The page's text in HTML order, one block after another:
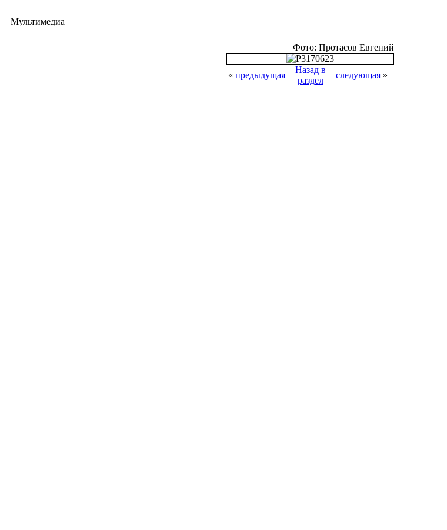
Мультимедиа
Фото: Протасов Евгений
« предыдущая
Назад в
раздел
следующая»